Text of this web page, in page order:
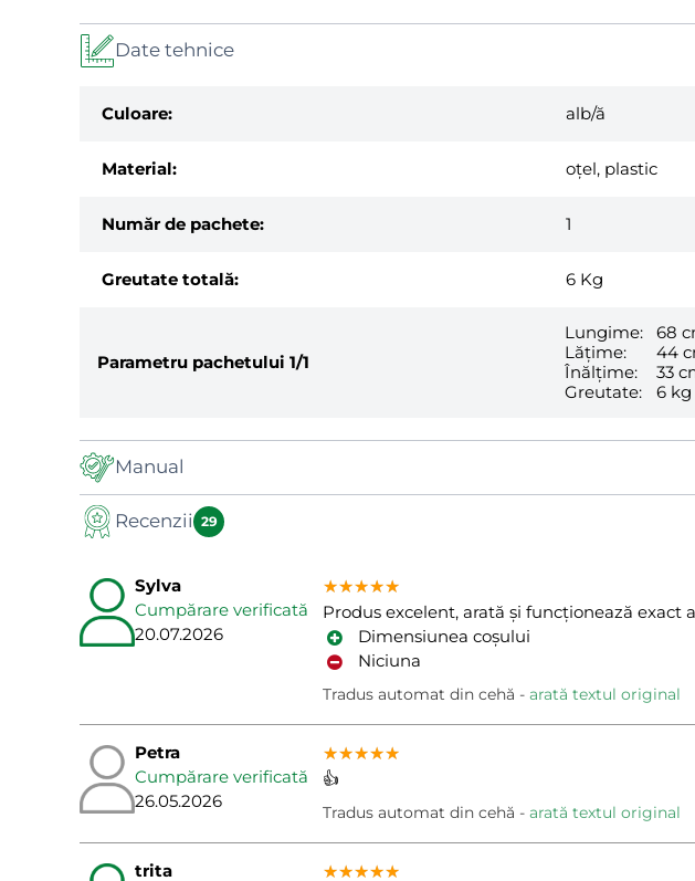
Date tehnice
Culoare: alb/ă
Material: oțel, plastic
Număr de pachete: 1
Greutate totală: 6 Kg
Parametru pachetului 1/1
Lungime:
68
Lățime:
44
Înălțime:
33
Greutate:
6 kg
Manual
Manual
Recenzii 29
Sylva
Cumpărare verificată
20.07.2026
★★★★★
★★★★★
★★★★★
Produs excelent, arată și funcționează
Dimensiunea coșului
Niciuna
Tradus automat din cehă arată textul original
Petra
Cumpărare verificată
26.05.2026
★★★★★
★★★★★
★★★★★
👍
Tradus automat din cehă arată textul original
trita ★★★★★
★★★★★
★★★★★